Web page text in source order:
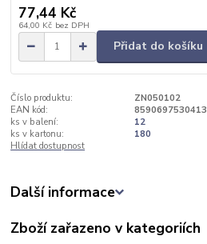
77,44 Kč
64,00 Kč bez DPH
Přidat do košíku
Číslo produktu:
ZN050102
EAN kód:
8590697530413
ks v balení:
12
ks v kartonu:
180
Hlídat dostupnost
Další informace
Zboží zařazeno v kategoriích